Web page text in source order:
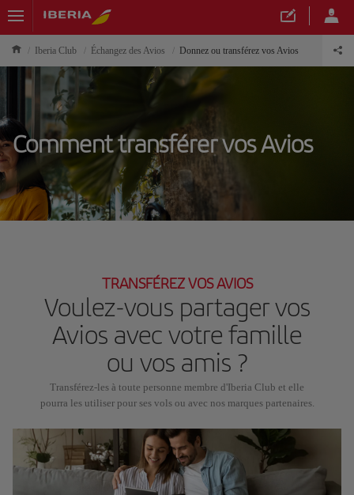
Iberia Club Échangez des Avios Donnez ou transférez vos Avios
Comment transférer vos Avios
TRANSFÉREZ VOS AVIOS
Voulez-vous partager vos
Avios avec votre famille
ou vos amis ?
Transférez-les à toute personne membre d'Iberia Club et elle
pourra les utiliser pour ses vols ou avec nos marques partenaires.